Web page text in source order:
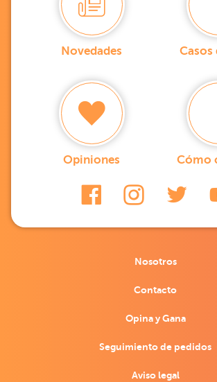
Novedades Casos
Opiniones Cómo
Nosotros
Contacto
Opina y Gana
Seguimiento de pedidos
Aviso legal